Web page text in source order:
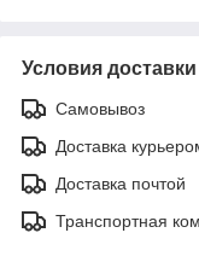
Условия доставки
Самовывоз
Доставка
Доставка почтой
Транспортная